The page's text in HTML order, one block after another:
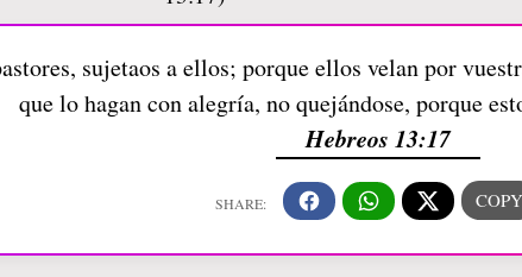
sujetaos a ellos; porque ellos velan por
que lo hagan con alegría, no quejándose, porque
Hebreos 13:17